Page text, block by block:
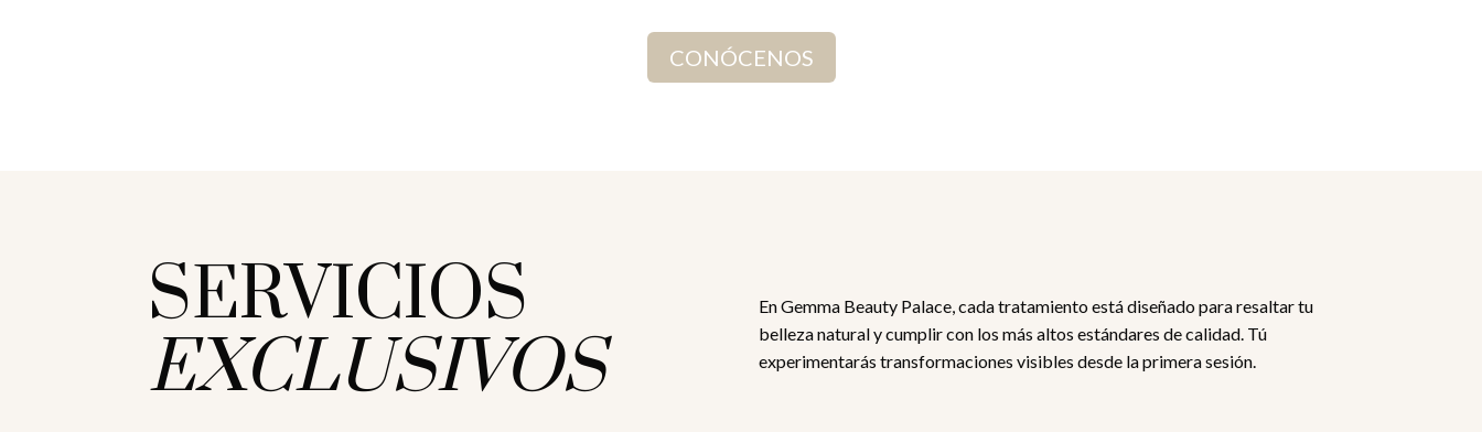
CONÓCENOS
SERVICIOS
EXCLUSIVOS
En Gemma Beauty Palace, cada tratamiento está diseñado para resaltar tu
belleza natural y cumplir con los más altos estándares de calidad. Tú
experimentarás transformaciones visibles desde la primera sesión.